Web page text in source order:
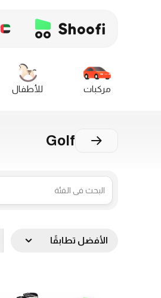
مركبات للأطفال
Golf
الأفضل تطابقًا